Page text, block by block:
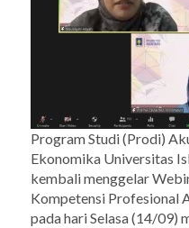
Program Studi (Prodi)
Ekonomika Universitas
kembali menggelar
Kompetensi Profesional
pada hari Selasa (14/09)